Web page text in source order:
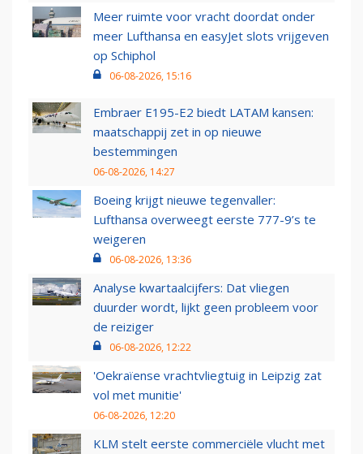
Meer ruimte voor vracht doordat onder
meer Lufthansa en easyJet slots vrijgeven
op Schiphol
06-08-2026, 15:16
Embraer E195-E2 biedt LATAM kansen:
maatschappij zet in op nieuwe
bestemmingen
06-08-2026, 14:27
Boeing krijgt nieuwe tegenvaller:
Lufthansa overweegt eerste 777-9’s te
weigeren
06-08-2026, 13:36
Analyse kwartaalcijfers: Dat vliegen
duurder wordt, lijkt geen probleem voor
de reiziger
06-08-2026, 12:22
'Oekraïense vrachtvliegtuig in Leipzig zat
vol met munitie'
06-08-2026, 12:20
KLM stelt eerste commerciële vlucht met